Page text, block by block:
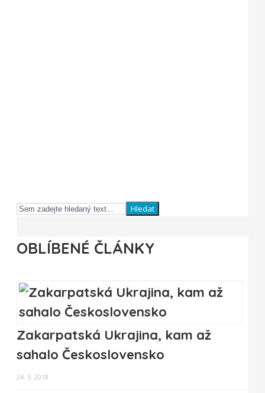
Hledat
OBLÍBENÉ ČLÁNKY
Zakarpatská Ukrajina, kam až
sahalo Československo
24. 5. 2018